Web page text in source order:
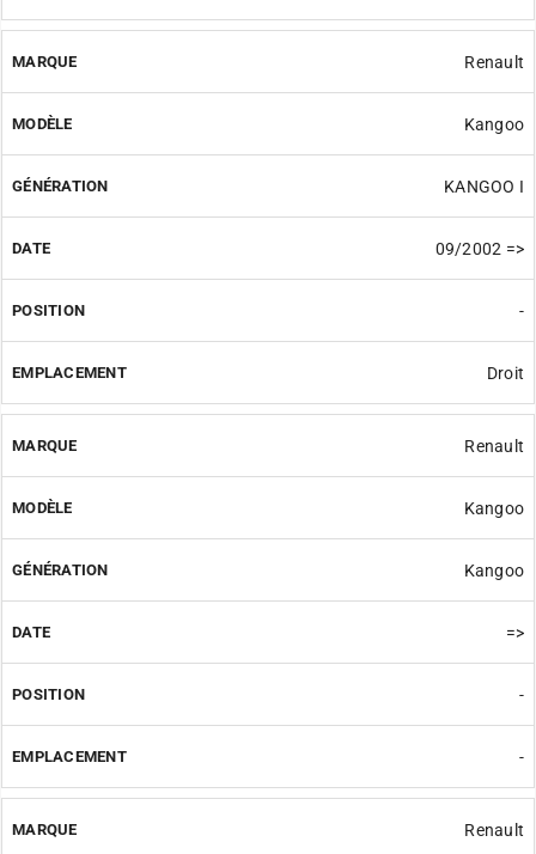
Renault
Kangoo
KANGOO I
09/2002 =>
-
Droit
Renault
Kangoo
Kangoo
=>
-
-
Renault